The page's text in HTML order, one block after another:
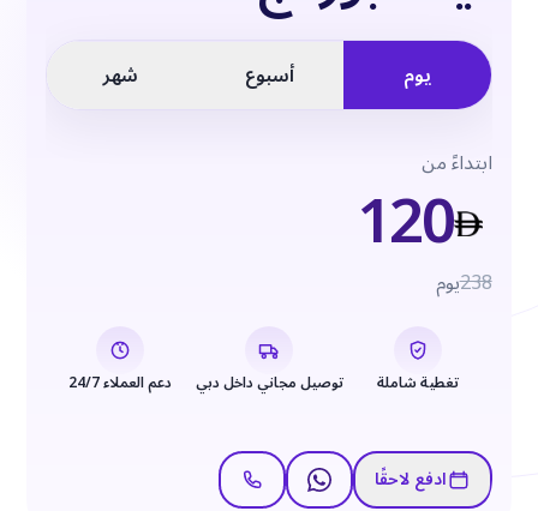
يوم أسبوع شهر
ابتداءً من120238يوم
تغطية شاملة توصيل مجاني داخل دبي دعم العملاء 24/7
ادفع لاحقًا